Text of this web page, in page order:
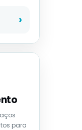
para